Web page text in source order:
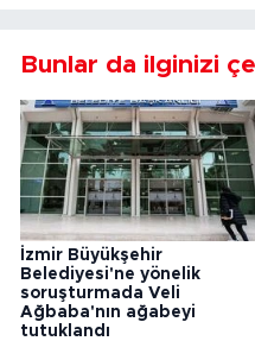
Bunlar da ilginizi
İzmir Büyükşehir
Belediyesi'ne yönelik
soruşturmada Veli
Ağbaba'nın ağabeyi
tutuklandı